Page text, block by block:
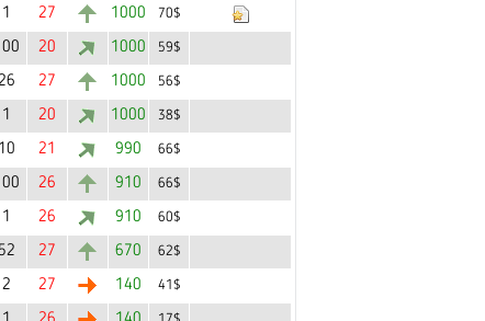
1 27 1000 70$
20 1000 59$
27 1000 56$
1 20 1000 38$
10 21 990 66$
26 910 66$
1 26 910 60$
52 27 670 62$
2 27 140 41$